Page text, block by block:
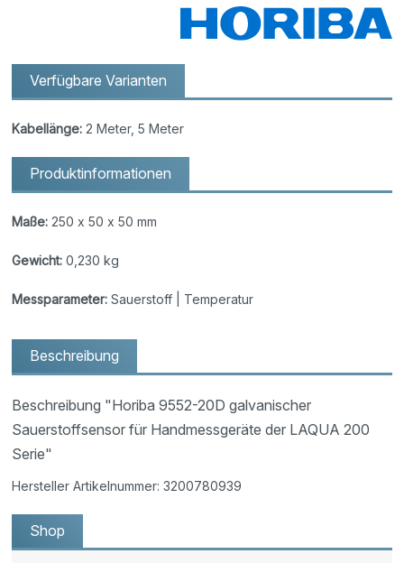
Verfügbare Varianten
Kabellänge: 2 Meter, 5 Meter
Produktinformationen
Maße: 250 x 50 x 50 mm
Gewicht: 0,230 kg
Messparameter: Sauerstoff | Temperatur
Beschreibung
Beschreibung "Horiba 9552-20D galvanischer
Sauerstoffsensor für Handmessgeräte der LAQUA 200
Serie"
Hersteller Artikelnummer: 3200780939
Shop